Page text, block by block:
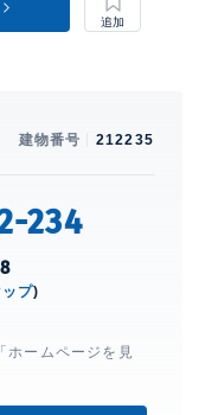
建物番号 212235
234
ップ)
ホームページを見